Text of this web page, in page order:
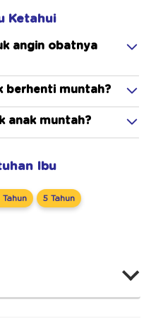
Ketahui
angin obatnya
berhenti muntah?
anak muntah?
Ibu
Tahun 5 Tahun